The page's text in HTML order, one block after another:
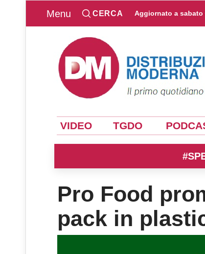
Menu CERCA Aggiornato a sabato
VIDEO TGDO
Pro Food
pack in